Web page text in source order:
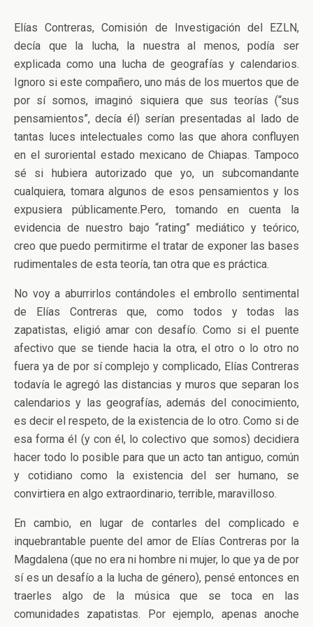
Elías Contreras, Comisión de Investigación del EZLN,
decía que la lucha, la nuestra al menos, podía ser
explicada como una lucha de geografías y calendarios.
Ignoro si este compañero, uno más de los muertos que de
por sí somos, imaginó siquiera que sus teorías (“sus
pensamientos”, decía él) serían presentadas al lado de
tantas luces intelectuales como las que ahora confluyen
en el suroriental estado mexicano de Chiapas. Tampoco
sé si hubiera autorizado que yo, un subcomandante
cualquiera, tomara algunos de esos pensamientos y los
expusiera públicamente.Pero, tomando en cuenta la
evidencia de nuestro bajo “rating” mediático y teórico,
creo que puedo permitirme el tratar de exponer las bases
rudimentales de esta teoría, tan otra que es práctica.
No voy a aburrirlos contándoles el embrollo sentimental
de Elías Contreras que, como todos y todas las
zapatistas, eligió amar con desafío. Como si el puente
afectivo que se tiende hacia la otra, el otro o lo otro no
fuera ya de por sí complejo y complicado, Elías Contreras
todavía le agregó las distancias y muros que separan los
calendarios y las geografías, además del conocimiento,
es decir el respeto, de la existencia de lo otro. Como si de
esa forma él (y con él, lo colectivo que somos) decidiera
hacer todo lo posible para que un acto tan antiguo, común
y cotidiano como la existencia del ser humano, se
convirtiera en algo extraordinario, terrible, maravilloso.
En cambio, en lugar de contarles del complicado e
inquebrantable puente del amor de Elías Contreras por la
Magdalena (que no era ni hombre ni mujer, lo que ya de por
sí es un desafío a la lucha de género), pensé entonces en
traerles algo de la música que se toca en las
comunidades zapatistas. Por ejemplo, apenas anoche